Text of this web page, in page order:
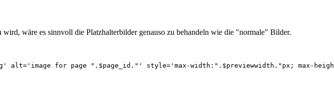
wäre es sinnvoll die Platzhalterbilder genauso zu behandeln wie die "normale" Bilder.
alt='image for page ".$page_id."' style='max-width:".$previewwidth."px;